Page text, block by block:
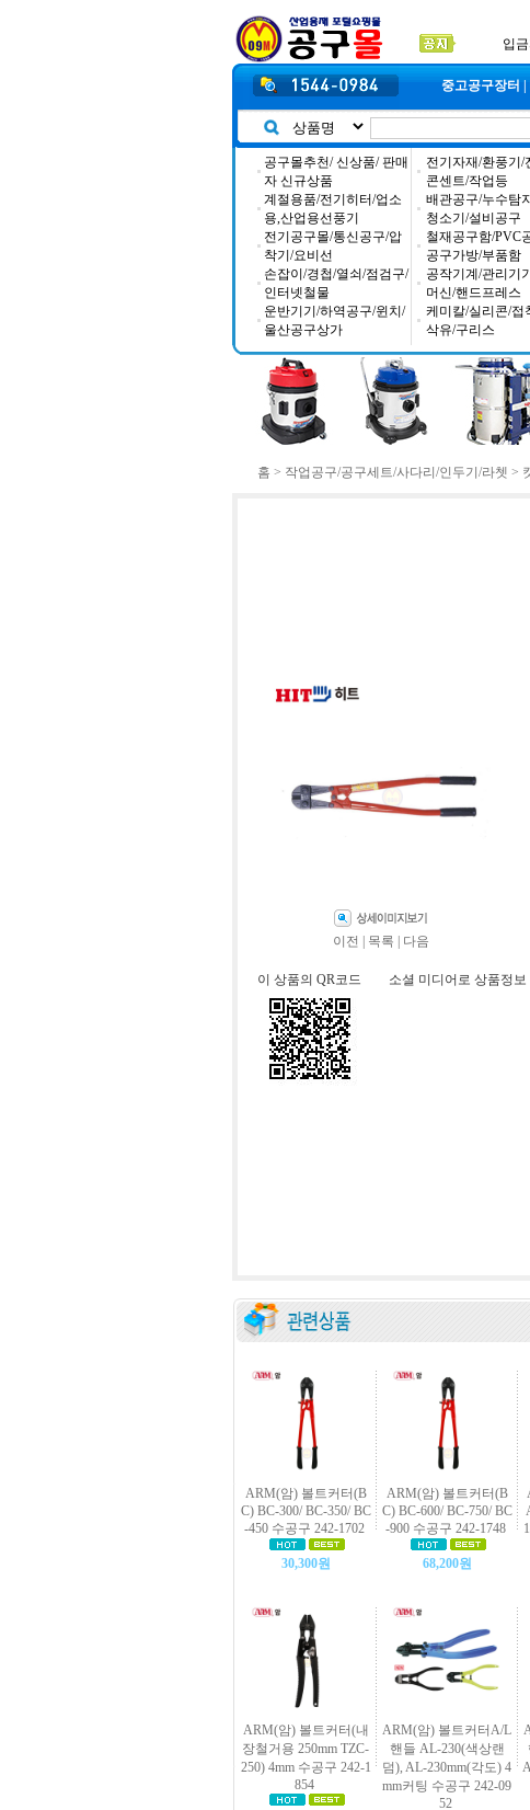
입
중고공구장터
공구몰추천/ 신상품/ 판매
자 신규상품
계절용품/전기히터/업소
용,산업용선풍기
전기공구몰/통신공구/압
착기/요비선
손잡이/경첩/열쇠/점검구/
인터넷철물
운반기기/하역공구/윈치/
울산공구상가
전기자재/환풍기/
콘센트/작업등
배관공구/누수탐
청소기/설비공구
철재공구함/PVC
공구가방/부품함
공작기계/관리기
머신/핸드프레스
케미칼/실리콘/접
삭유/구리스
홈 > 작업공구/공구세트/사다리/인두기/라쳇 >
이전 목록 다음
이 상품의 QR코드 소셜 미디어로 상품정보
ARM(암) 볼트커터(B
C) BC-300/ BC-350/ BC
-450 수공구 242-1702
30,300원
ARM(암) 볼트커터(B
C) BC-600/ BC-750/ BC
-900 수공구 242-1748
68,200원
ARM(암) 볼트커터(내
장철거용 250mm TZC-
250) 4mm 수공구 242-1
854
ARM(암) 볼트커터A/L
핸들 AL-230(색상랜
덤), AL-230mm(각도) 4
mm커팅 수공구 242-09
52